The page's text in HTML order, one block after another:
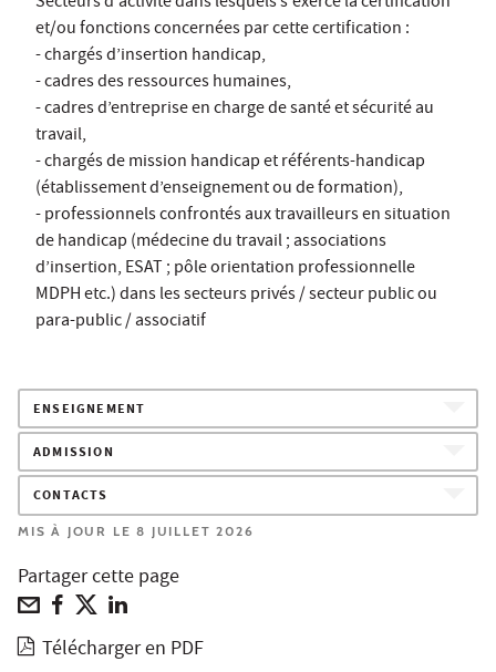
et/ou fonctions concernées par cette certification :
- chargés d’insertion handicap,
- cadres des ressources humaines,
- cadres d’entreprise en charge de santé et sécurité au
travail,
- chargés de mission handicap et référents-handicap
(établissement d’enseignement ou de formation),
- professionnels confrontés aux travailleurs en situation
de handicap (médecine du travail ; associations
d’insertion, ESAT ; pôle orientation professionnelle
MDPH etc.) dans les secteurs privés / secteur public ou
para-public / associatif
ENSEIGNEMENT
ADMISSION
CONTACTS
MIS À JOUR LE 8 JUILLET 2026
Partager cette page
Télécharger en PDF